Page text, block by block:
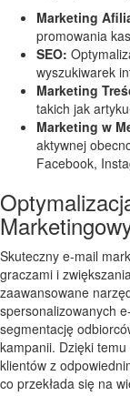
Marketing
promowania
SEO:
wyszukiwarek
Marketing
takich jak
Marketing w
aktywnej
Facebook,
Skuteczny e-mail
graczami i
zaawansowane
spersonalizowanych
segmentację
kampanii. Dzięki
klientów z
co przekłada się na